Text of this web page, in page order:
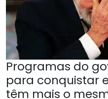
Programas do
para conquistar
têm mais o